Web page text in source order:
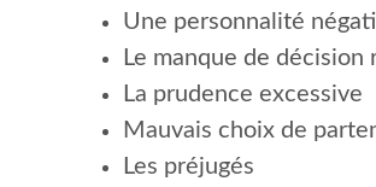
Une personnalité
Le manque de décision
La prudence excessive
Mauvais choix de
Les préjugés